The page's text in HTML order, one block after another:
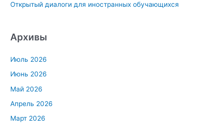
Открытый диалоги для иностранных обучающихся
Архивы
Июль 2026
Июнь 2026
Май 2026
Апрель 2026
Март 2026